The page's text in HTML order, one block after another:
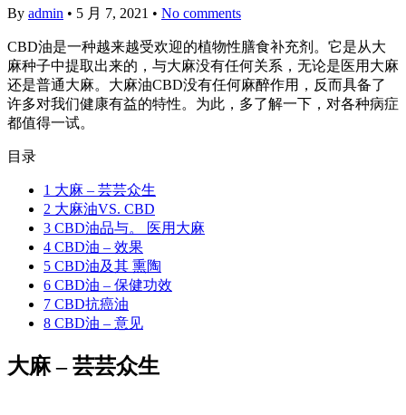
By admin • 5 月 7, 2021 • No comments
CBD油是一种越来越受欢迎的植物性膳食补充剂。它是从大
麻种子中提取出来的，与大麻没有任何关系，无论是医用大麻
还是普通大麻。大麻油CBD没有任何麻醉作用，反而具备了
许多对我们健康有益的特性。为此，多了解一下，对各种病症
都值得一试。
目录
1 大麻 – 芸芸众生
2 大麻油VS. CBD
3 CBD油品与。 医用大麻
4 CBD油 – 效果
5 CBD油及其 熏陶
6 CBD油 – 保健功效
7 CBD抗癌油
8 CBD油 – 意见
大麻 – 芸芸众生